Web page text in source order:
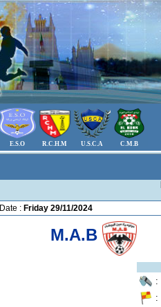
E.S.O R.C.H.M U.S.C.A C.M.B
Date : Friday 29/11/2024
M.A.B
:
: